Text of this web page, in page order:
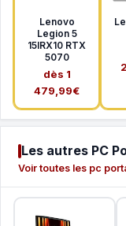
Lenovo
Legion 5
15IRX10 RTX
5070
dès 1
479,99€
Les autres PC
Voir toutes les pc